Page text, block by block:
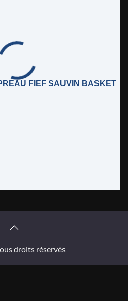
FIEF SAUVIN BASKET
droits réservés